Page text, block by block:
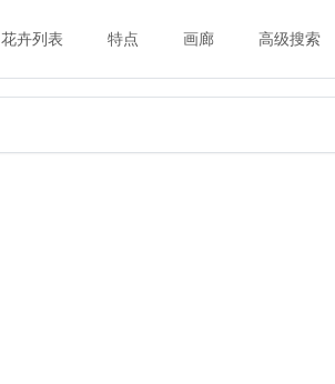
花卉列表 特点 画廊 高级搜索